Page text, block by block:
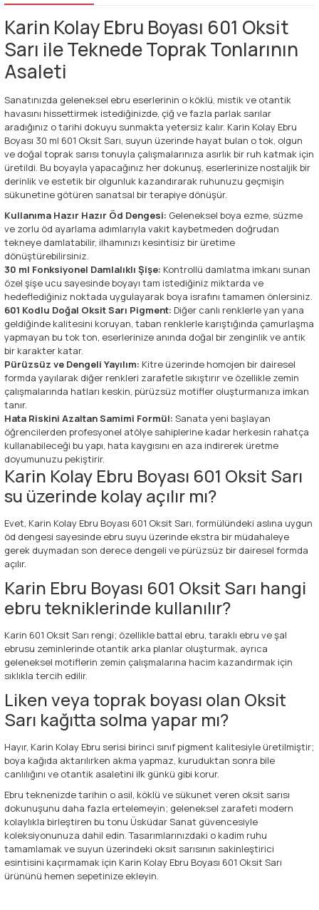
Karin Kolay Ebru Boyası 601 Oksit
Sarı ile Teknede Toprak Tonlarının
Asaleti
Sanatınızda geleneksel ebru eserlerinin o köklü, mistik ve otantik
havasını hissettirmek istediğinizde, çiğ ve fazla parlak sarılar
aradığınız o tarihi dokuyu sunmakta yetersiz kalır. Karin Kolay Ebru
Boyası 30 ml 601 Oksit Sarı, suyun üzerinde hayat bulan o tok, olgun
ve doğal toprak sarısı tonuyla çalışmalarınıza asırlık bir ruh katmak için
üretildi. Bu boyayla yapacağınız her dokunuş, eserlerinize nostaljik bir
derinlik ve estetik bir olgunluk kazandırarak ruhunuzu geçmişin
sükunetine götüren sanatsal bir terapiye dönüşür.
Kullanıma Hazır Hazır Öd Dengesi: Geleneksel boya ezme, süzme
ve zorlu öd ayarlama adımlarıyla vakit kaybetmeden doğrudan
tekneye damlatabilir, ilhamınızı kesintisiz bir üretime
dönüştürebilirsiniz.
30 ml Fonksiyonel Damlalıklı Şişe: Kontrollü damlatma imkanı sunan
özel şişe ucu sayesinde boyayı tam istediğiniz miktarda ve
hedeflediğiniz noktada uygulayarak boya israfını tamamen önlersiniz.
601 Kodlu Doğal Oksit Sarı Pigment: Diğer canlı renklerle yan yana
geldiğinde kalitesini koruyan, taban renklerle karıştığında çamurlaşma
yapmayan bu tok ton, eserlerinize anında doğal bir zenginlik ve antik
bir karakter katar.
Pürüzsüz ve Dengeli Yayılım: Kitre üzerinde homojen bir dairesel
formda yayılarak diğer renkleri zarafetle sıkıştırır ve özellikle zemin
çalışmalarında hatları keskin, pürüzsüz motifler oluşturmanıza imkan
tanır.
Hata Riskini Azaltan Samimi Formül: Sanata yeni başlayan
öğrencilerden profesyonel atölye sahiplerine kadar herkesin rahatça
kullanabileceği bu yapı, hata kaygısını en aza indirerek üretme
doyumunuzu pekiştirir.
Karin Kolay Ebru Boyası 601 Oksit Sarı
su üzerinde kolay açılır mı?
Evet, Karin Kolay Ebru Boyası 601 Oksit Sarı, formülündeki aslına uygun
öd dengesi sayesinde ebru suyu üzerinde ekstra bir müdahaleye
gerek duymadan son derece dengeli ve pürüzsüz bir dairesel formda
açılır.
Karin Ebru Boyası 601 Oksit Sarı hangi
ebru tekniklerinde kullanılır?
Karin 601 Oksit Sarı rengi; özellikle battal ebru, taraklı ebru ve şal
ebrusu zeminlerinde otantik arka planlar oluşturmak, ayrıca
geleneksel motiflerin zemin çalışmalarına hacim kazandırmak için
sıklıkla tercih edilir.
Liken veya toprak boyası olan Oksit
Sarı kağıtta solma yapar mı?
Hayır, Karin Kolay Ebru serisi birinci sınıf pigment kalitesiyle üretilmiştir;
boya kağıda aktarılırken akma yapmaz, kuruduktan sonra bile
canlılığını ve otantik asaletini ilk günkü gibi korur.
Ebru teknenizde tarihin o asil, köklü ve sükunet veren oksit sarısı
dokunuşunu daha fazla ertelemeyin; geleneksel zarafeti modern
kolaylıkla birleştiren bu tonu Üsküdar Sanat güvencesiyle
koleksiyonunuza dahil edin. Tasarımlarınızdaki o kadim ruhu
tamamlamak ve suyun üzerindeki oksit sarısının sakinleştirici
esintisini kaçırmamak için Karin Kolay Ebru Boyası 601 Oksit Sarı
ürününü hemen sepetinize ekleyin.